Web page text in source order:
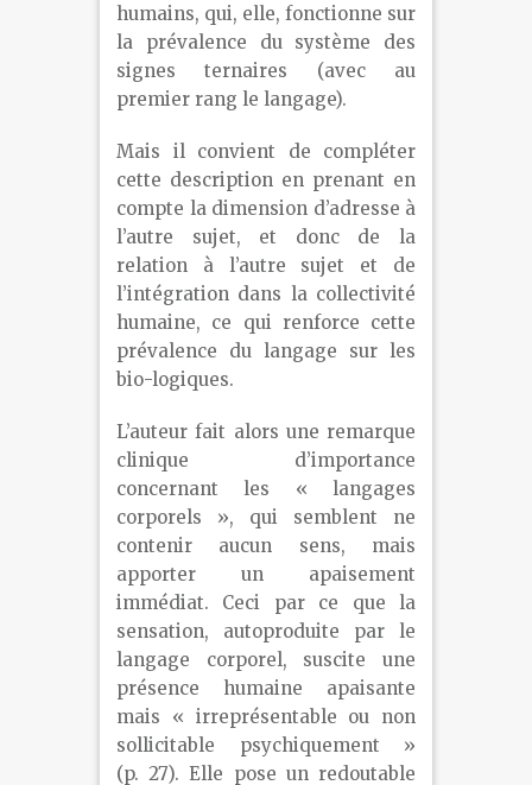
humains, qui, elle, fonctionne sur
la prévalence du système des
signes ternaires (avec au
premier rang le langage).
Mais il convient de compléter
cette description en prenant en
compte la dimension d’adresse à
l’autre sujet, et donc de la
relation à l’autre sujet et de
l’intégration dans la collectivité
humaine, ce qui renforce cette
prévalence du langage sur les
bio-logiques.
L’auteur fait alors une remarque
clinique d’importance
concernant les « langages
corporels », qui semblent ne
contenir aucun sens, mais
apporter un apaisement
immédiat. Ceci par ce que la
sensation, autoproduite par le
langage corporel, suscite une
présence humaine apaisante
mais « irreprésentable ou non
sollicitable psychiquement »
(p. 27). Elle pose un redoutable